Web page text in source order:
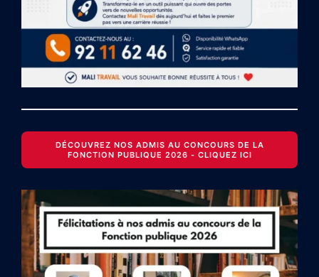
DÉCOUVREZ NOS ADMIS AU CONCOURS DE LA
FONCTION PUBLIQUE 2026 - CLIQUEZ ICI